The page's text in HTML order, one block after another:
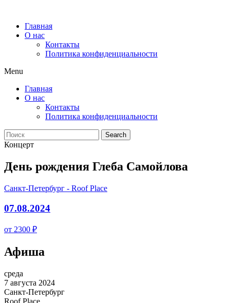
Главная
О нас
Контакты
Политика конфиденциальности
Menu
Главная
О нас
Контакты
Политика конфиденциальности
Search
Концерт
День рождения Глеба Самойлова
Санкт-Петербург - Roof Place
07.08.2024
от 2300 ₽
Афиша
среда
7 августа 2024
Санкт-Петербург
Roof Place